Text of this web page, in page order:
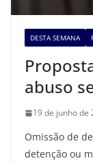
DESTA SEMANA
abuso
19 de junho de
Omissão de
detenção ou